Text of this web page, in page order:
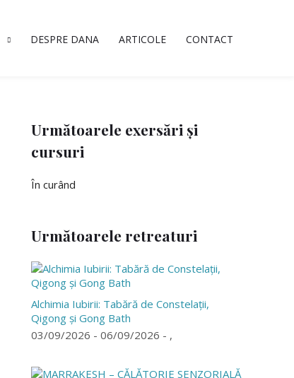
DESPRE DANA ARTICOLE CONTACT
Următoarele exersări și
cursuri
În curând
Următoarele retreaturi
Alchimia Iubirii: Tabără de Constelații,
Qigong și Gong Bath
03/09/2026 - 06/09/2026 - ,